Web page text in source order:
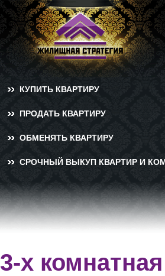
КУПИТЬ КВАРТИРУ
ПРОДАТЬ КВАРТИРУ
ОБМЕНЯТЬ КВАРТИРУ
СРОЧНЫЙ ВЫКУП КВАРТИР И
3-х